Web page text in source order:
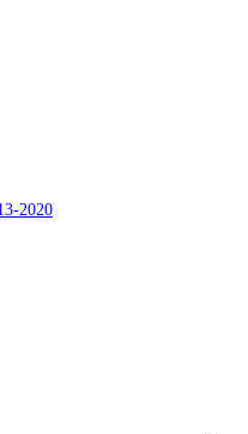
2020